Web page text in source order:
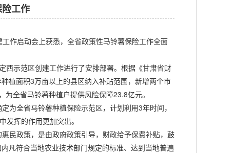
工作
作启动会上获悉，全省政策性马铃薯保险工作全面
示范区创建工作进行了安排部署。根据《甘肃省财
植面积3万亩以上的县区纳入补贴范围，新增两个市
全省马铃薯种植户提供风险保障23.8亿元。
全省马铃薯种植保险示范区，计划利用3年时间，
发挥的作用更加突出。
民政策，是由政府政策引导，财政给予保费补贴，鼓
凡符合当地农业技术部门规定的标准、达到当地普遍